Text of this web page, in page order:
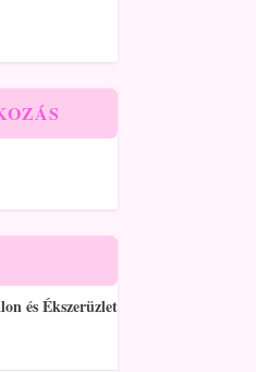
és Ékszerüzlet